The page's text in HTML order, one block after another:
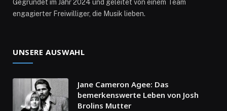
Gegründet im Jahr 2024 und geleitet von einem Team
engagierter Freiwilliger, die Musik lieben.
UNSERE AUSWAHL
Jane Cameron Agee: Das
bemerkenswerte Leben von Josh
Brolins Mutter